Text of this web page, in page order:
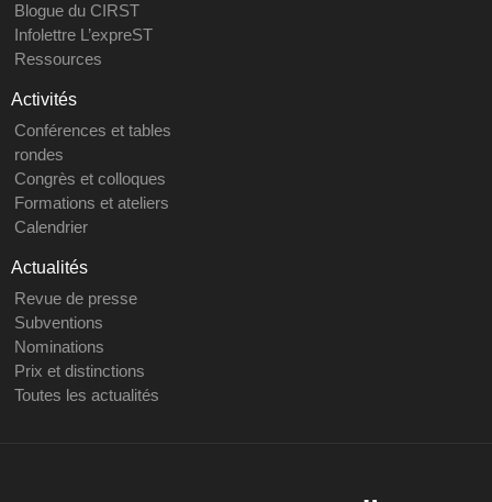
Blogue du CIRST
Infolettre L’expreST
Ressources
Activités
Conférences et tables
rondes
Congrès et colloques
Formations et ateliers
Calendrier
Actualités
Revue de presse
Subventions
Nominations
Prix et distinctions
Toutes les actualités